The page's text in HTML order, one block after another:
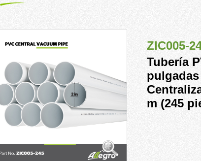
ZIC005-
Tubería
m (245